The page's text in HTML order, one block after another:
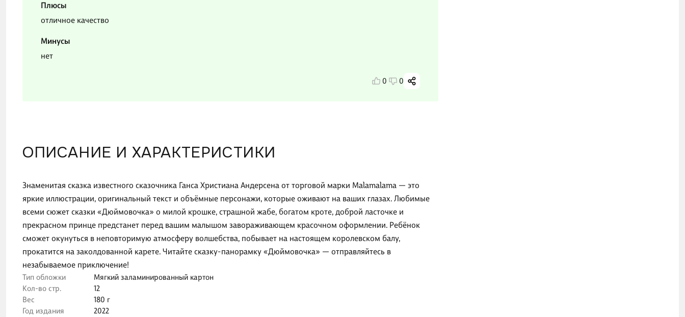
ОПИСАНИЕ И ХАРАКТЕРИСТИКИ
Знаменитая сказка известного сказочника Ганса Христиана Андерсена от торговой марки Malamalama — это
яркие иллюстрации, оригинальный текст и объёмные персонажи, которые оживают на ваших глазах. Любимые
всеми сюжет сказки «Дюймовочка» о милой крошке, страшной жабе, богатом кроте, доброй ласточке и
прекрасном принце предстанет перед вашим малышом завораживающем красочном оформлении. Ребёнок
сможет окунуться в неповторимую атмосферу волшебства, побывает на настоящем королевском балу,
прокатится на заколдованной карете. Читайте сказку-панорамку «Дюймовочка» — отправляйтесь в
незабываемое приключение!
Тип обложки
Мягкий заламинированный картон
Кол-во стр.
12
Вес
180 г
Год издания
2022
Плюсы
отличное качество
Минусы
нет
0 0